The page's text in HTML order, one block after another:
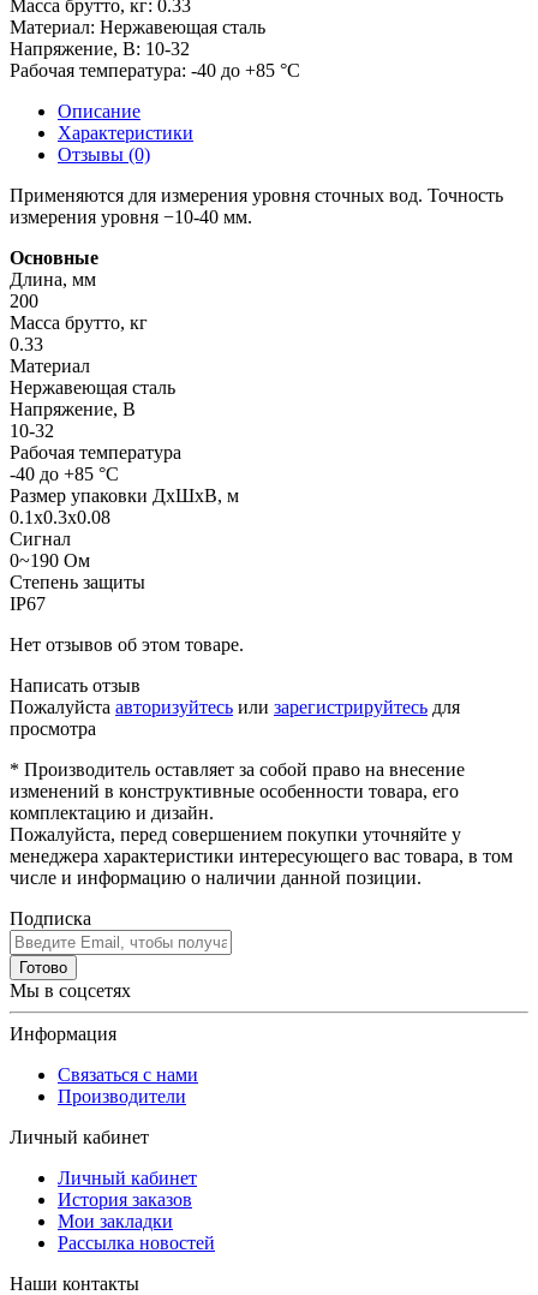
Масса брутто, кг: 0.33
Материал: Нержавеющая сталь
Напряжение, В: 10-32
Рабочая температура: -40 до +85 °C
Описание
Характеристики
Отзывы (0)
Применяются для измерения уровня сточных вод. Точность
измерения уровня −10-40 мм.
Основные
Длина, мм
200
Масса брутто, кг
0.33
Материал
Нержавеющая сталь
Напряжение, В
10-32
Рабочая температура
-40 до +85 °C
Размер упаковки ДхШхВ, м
0.1x0.3x0.08
Сигнал
0~190 Ом
Степень защиты
IP67
Нет отзывов об этом товаре.
Написать отзыв
Пожалуйста авторизуйтесь или зарегистрируйтесь для
просмотра
* Производитель оставляет за собой право на внесение
изменений в конструктивные особенности товара, его
комплектацию и дизайн.
Пожалуйста, перед совершением покупки уточняйте у
менеджера характеристики интересующего вас товара, в том
числе и информацию о наличии данной позиции.
Подписка
Готово
Мы в соцсетях
Информация
Связаться с нами
Производители
Личный кабинет
Личный кабинет
История заказов
Мои закладки
Рассылка новостей
Наши контакты